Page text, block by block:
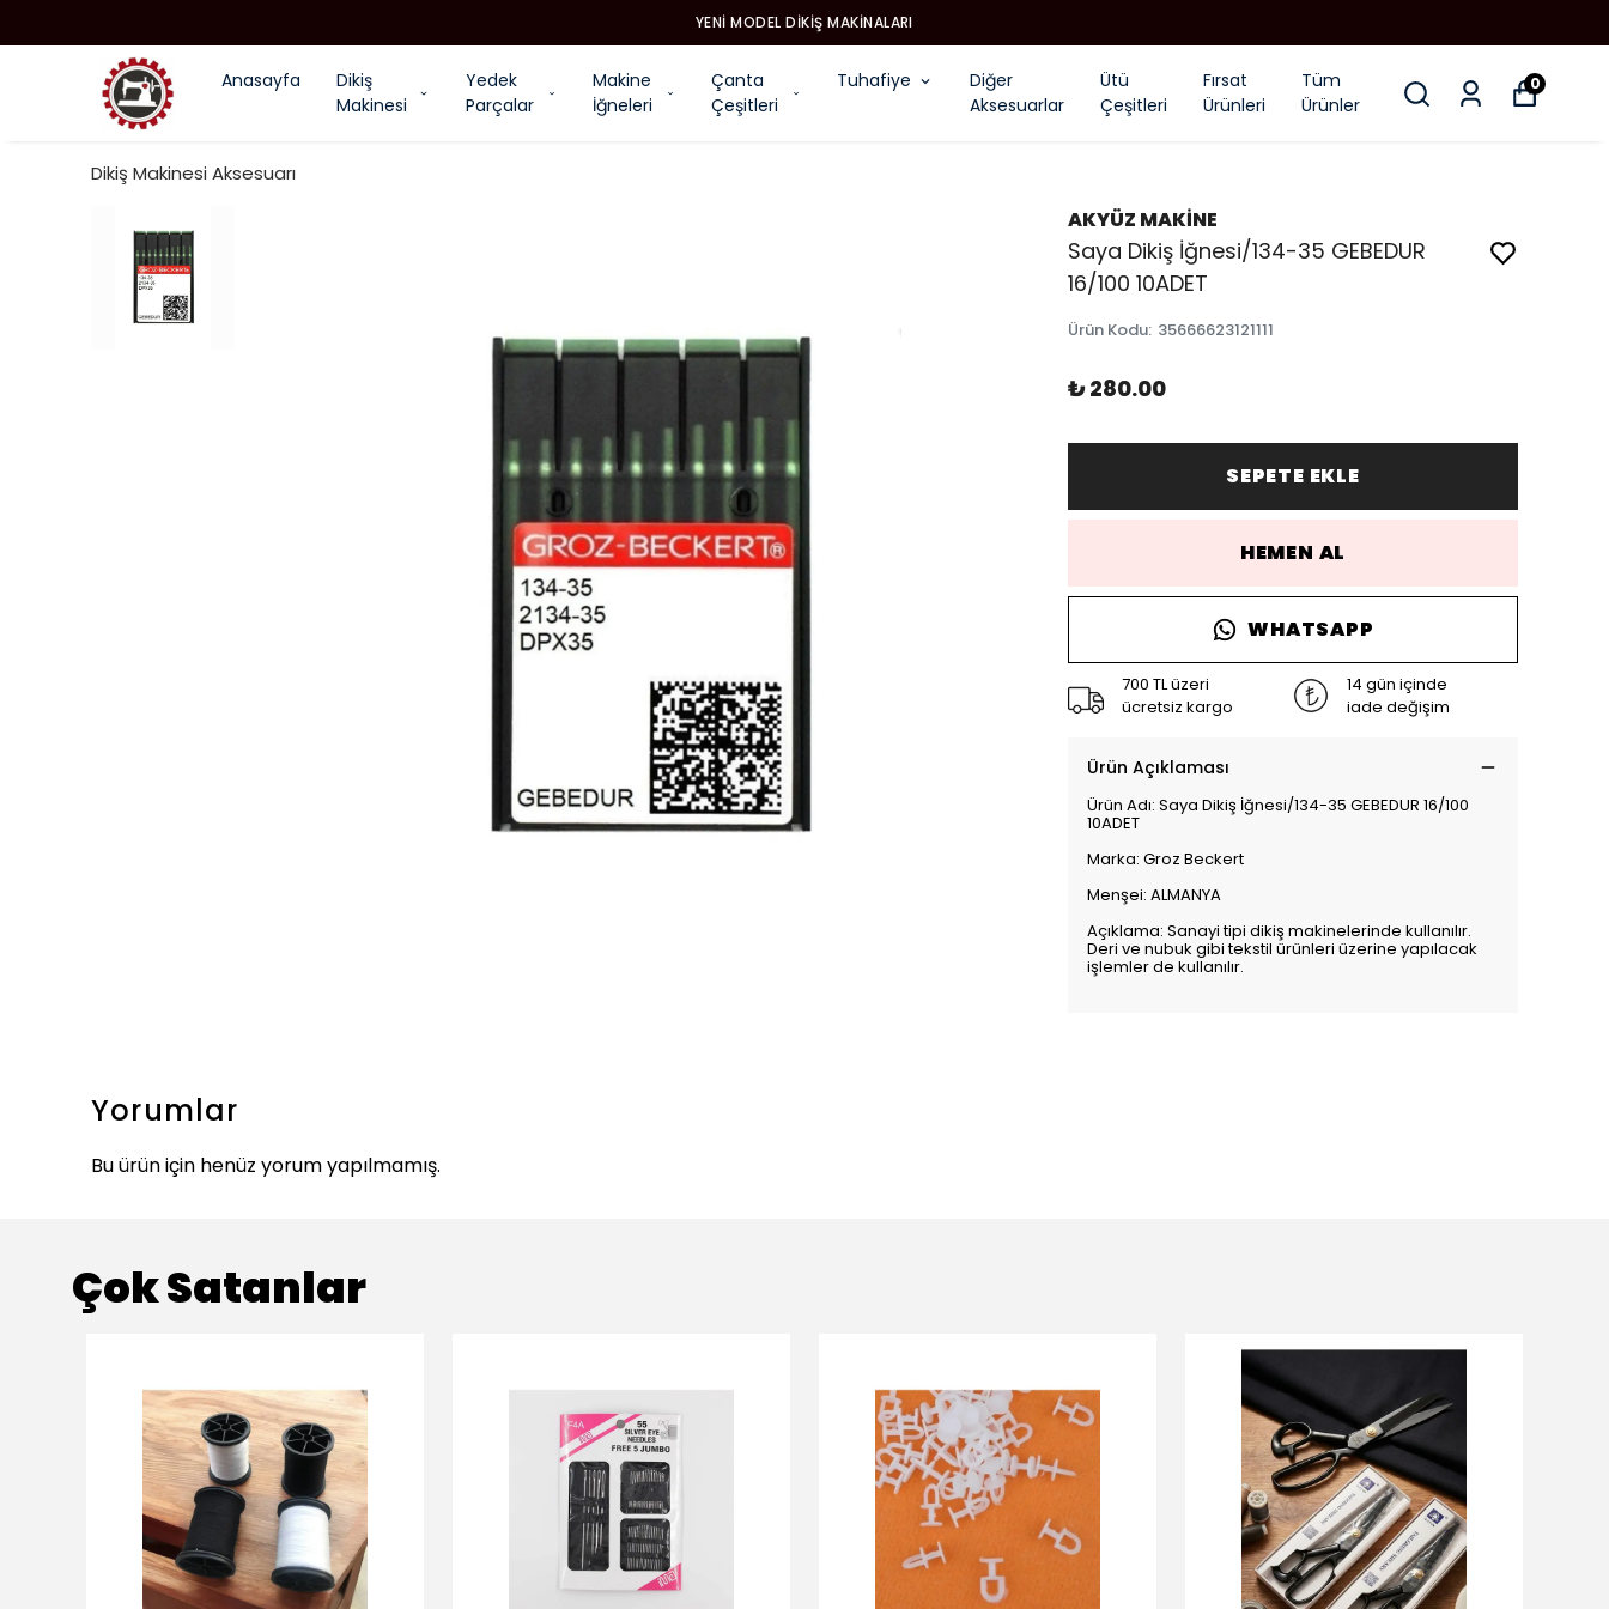
YENI MODEL DIKIŞ MAKINALARI
Anasayfa
Dikiş
Makinesi
Yedek
Parçalar
Makine
İğneleri
Çanta
Çeşitleri
Tuhafiye
Diğer
Aksesuarlar
Ütü
Çeşitleri
Fırsat
Ürünleri
Tüm
Ürünler
0
Dikiş Makinesi Aksesuarı
AKYÜZ MAKİNE
Saya Dikiş İğnesi/134-35 GEBEDUR
16/100 10ADET
Ürün Kodu: 35666623121111
₺ 280.00
SEPETE EKLE
HEMEN AL
WHATSAPP
700 TL üzeri
ücretsiz kargo
14 gün içinde
iade değişim
Ürün Açıklaması
Ürün Adı: Saya Dikiş İğnesi/134-35 GEBEDUR 16/100
10ADET
Marka: Groz Beckert
Menşei: ALMANYA
Açıklama: Sanayi tipi dikiş makinelerinde kullanılır.
Deri ve nubuk gibi tekstil ürünleri üzerine yapılacak
işlemler de kullanılır.
Yorumlar
Bu ürün için henüz yorum yapılmamış.
Çok Satanlar